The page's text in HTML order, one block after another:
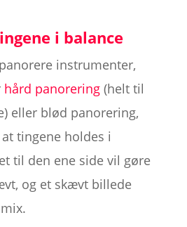
i balance
instrumenter,
hård panorering(helt til
eller blød panorering,
tingene holdes i
til den ene side vil gøre
og et skævt billede